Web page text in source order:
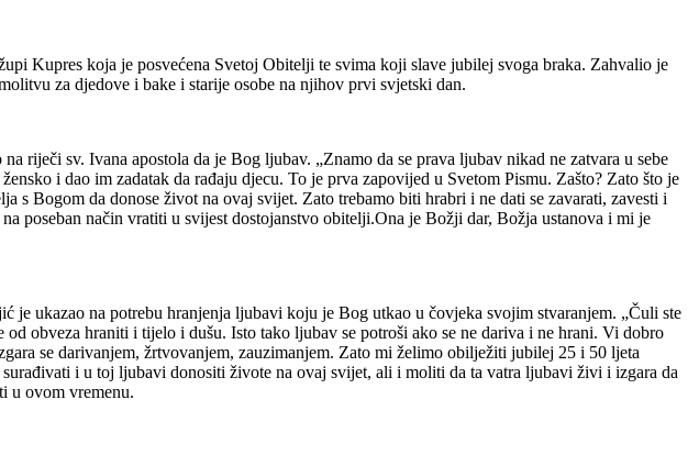
Kupres koja je posvećena Svetoj Obitelji te svima koji slave jubilej svoga braka. Zahvalio je
za djedove i bake i starije osobe na njihov prvi svjetski dan.
riječi sv. Ivana apostola da je Bog ljubav. „Znamo da se prava ljubav nikad ne zatvara u sebe
i dao im zadatak da rađaju djecu. To je prva zapovijed u Svetom Pismu. Zašto? Zato što je
Bogom da donose život na ovaj svijet. Zato trebamo biti hrabri i ne dati se zavarati, zavesti i
poseban način vratiti u svijest dostojanstvo obitelji.Ona je Božji dar, Božja ustanova i mi je
ukazao na potrebu hranjenja ljubavi koju je Bog utkao u čovjeka svojim stvaranjem. „Čuli ste
obveza hraniti i tijelo i dušu. Isto tako ljubav se potroši ako se ne dariva i ne hrani. Vi dobro
se darivanjem, žrtvovanjem, zauzimanjem. Zato mi želimo obilježiti jubilej 25 i 50 ljeta
i u toj ljubavi donositi živote na ovaj svijet, ali i moliti da ta vatra ljubavi živi i izgara da
u ovom vremenu.